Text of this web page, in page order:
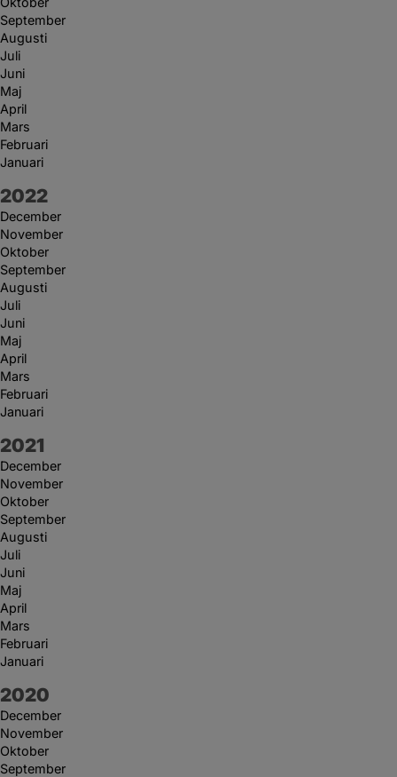
September
Augusti
Juli
Juni
Maj
April
Mars
Februari
Januari
År:
2022
December
November
Oktober
September
Augusti
Juli
Juni
Maj
April
Mars
Februari
Januari
År:
2021
December
November
Oktober
September
Augusti
Juli
Juni
Maj
April
Mars
Februari
Januari
År:
2020
December
November
Oktober
September